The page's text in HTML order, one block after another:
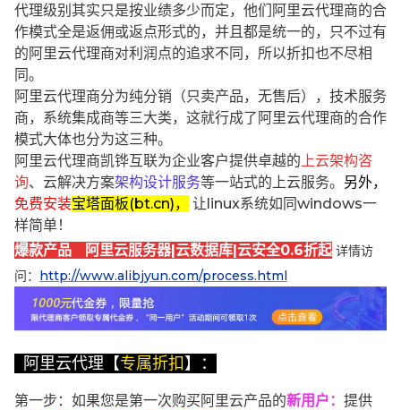
代理级别其实只是按业绩多少而定，他们阿里云代理商的合
作模式全是返佣或返点形式的，并且都是统一的，只不过有
的阿里云代理商对利润点的追求不同，所以折扣也不尽相
同。
阿里云代理商分为纯分销（只卖产品，无售后），技术服务
商，系统集成商等三大类，这就行成了阿里云代理商的合作
模式大体也分为这三种。
阿里云代理商凯铧互联为企业客户提供卓越的 上云架构咨
询、云解决方案架构设计服务等一站式的上云服务。 另外，
免费安装宝塔面板(bt.cn)，
让linux系统如同windows一
样简单！
爆款产品 阿里云服务器|云数据库|云安全0.6折起 详情访
问： http://www.alibjyun.com/process.html
阿里云代理【专属折扣】：
第一步：如果您是第一次购买阿里云产品的新用户 ： 提供